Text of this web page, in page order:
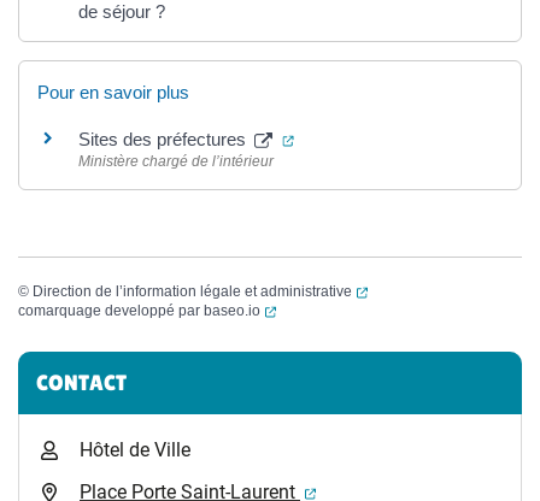
de séjour ?
Pour en savoir plus
Sites des préfectures (ouverture dans un nouvel
Ministère chargé de l’intérieur
© Direction de l’information légale et administrative
(ouverture dans un
comarquage developpé par baseo.io (ouverture dans un nouvel onglet)
Informations complémentaires
CONTACT
Hôtel de Ville
Place Porte Saint-Laurent
(ouverture dans un